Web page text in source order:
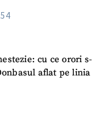
cu ce orori s-
aflat pe linia